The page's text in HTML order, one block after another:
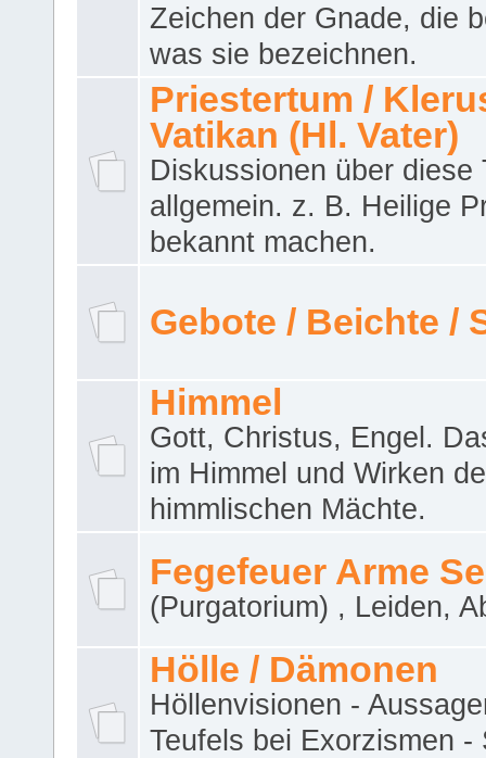
Zeichen der Gnade, die
was sie bezeichnen.
Priestertum /
Vatikan (Hl. Vater)
Diskussionen über diese
allgemein. z. B. Heilige
bekannt machen.
Gebote / Beichte /
Himmel
Gott, Christus, Engel.
im Himmel und Wirken
himmlischen Mächte.
Fegefeuer Arme
(Purgatorium) , Leiden,
Hölle / Dämonen
Höllenvisionen -
Teufels bei Exorzismen -